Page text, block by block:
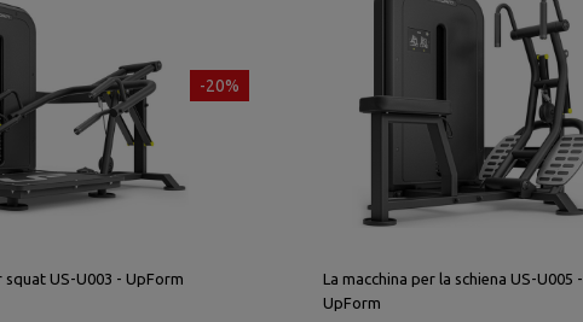
-20%
squat US-U003 - UpForm
La macchina per la schiena US-U005 -
UpForm